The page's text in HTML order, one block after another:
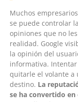
Muchos
se puede controlar
opiniones que no
realidad. Google
la opinión del
informativa.
quitarle el volante a
destino. La
se ha convertido